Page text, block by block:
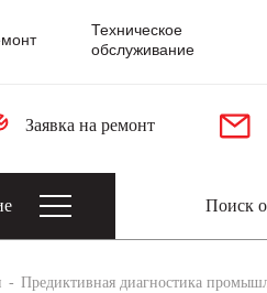
Техническое
обслуживание
Заявка на ремонт
Предиктивная диагностика